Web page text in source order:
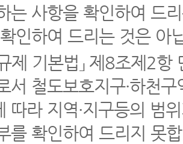
는 사항을 확인하여 드
인하여 드리는 것은 아
제 기본법」 제8조제2
서 철도보호지구·하천
따라 지역·지구등의 범
를 확인하여 드리지 못